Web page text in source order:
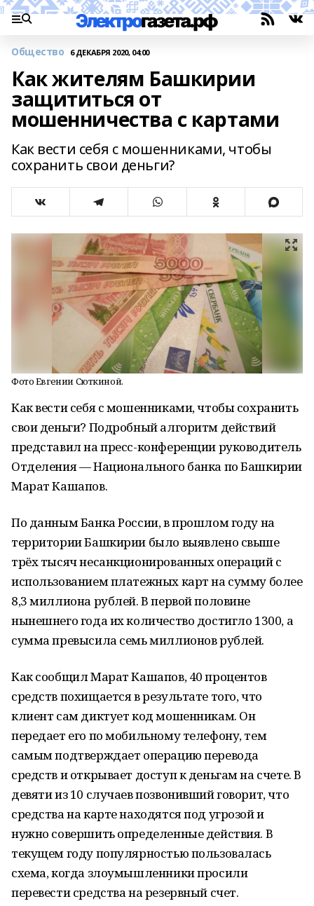
Общество 6 ДЕКАБРЯ 2020, 04:00
Как жителям Башкирии
защититься от
мошенничества с картами
Как вести себя с мошенниками, чтобы
сохранить свои деньги?
Фото Евгении Сюткиной.
Как вести себя с мошенниками, чтобы сохранить
свои деньги? Подробный алгоритм действий
представил на пресс-конференции руководитель
Отделения — Национального банка по Башкирии
Марат Кашапов.
По данным Банка России, в прошлом году на
территории Башкирии было выявлено свыше
трёх тысяч несанкционированных операций с
использованием платежных карт на сумму более
8,3 миллиона рублей. В первой половине
нынешнего года их количество достигло 1300, а
сумма превысила семь миллионов рублей.
Как сообщил Марат Кашапов, 40 процентов
средств похищается в результате того, что
клиент сам диктует код мошенникам. Он
передает его по мобильному телефону, тем
самым подтверждает операцию перевода
средств и открывает доступ к деньгам на счете. В
девяти из 10 случаев позвонивший говорит, что
средства на карте находятся под угрозой и
нужно совершить определенные действия. В
текущем году популярностью пользовалась
схема, когда злоумышленники просили
перевести средства на резервный счет.